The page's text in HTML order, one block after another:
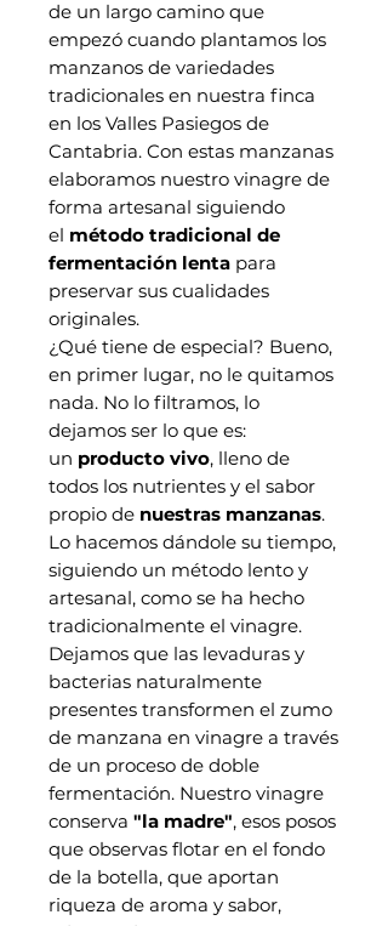
de un largo camino que
empezó cuando plantamos los
manzanos de variedades
tradicionales en nuestra finca
en los Valles Pasiegos de
Cantabria. Con estas manzanas
elaboramos nuestro vinagre de
forma artesanal siguiendo
el método tradicional de
fermentación lenta para
preservar sus cualidades
originales.
¿Qué tiene de especial? Bueno,
en primer lugar, no le quitamos
nada. No lo filtramos, lo
dejamos ser lo que es:
un producto vivo, lleno de
todos los nutrientes y el sabor
propio de nuestras manzanas.
Lo hacemos dándole su tiempo,
siguiendo un método lento y
artesanal, como se ha hecho
tradicionalmente el vinagre.
Dejamos que las levaduras y
bacterias naturalmente
presentes transformen el zumo
de manzana en vinagre a través
de un proceso de doble
fermentación. Nuestro vinagre
conserva "la madre", esos posos
que observas flotar en el fondo
de la botella, que aportan
riqueza de aroma y sabor,